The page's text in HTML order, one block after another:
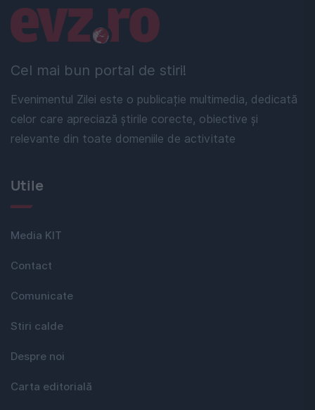
Cel mai bun portal de stiri!
Evenimentul Zilei este o publicație multimedia, dedicată
celor care apreciază știrile corecte, obiective și
relevante din toate domeniile de activitate
Linkuri utile
Utile
Media KIT
Contact
Comunicate
Stiri calde
Despre noi
Carta editorială